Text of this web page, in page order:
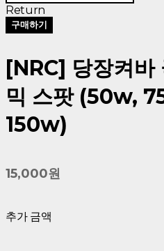
Return
구매하기
[NRC] 당장켜바
믹 스팟 (50w,
150w)
15,000원
추가 금액